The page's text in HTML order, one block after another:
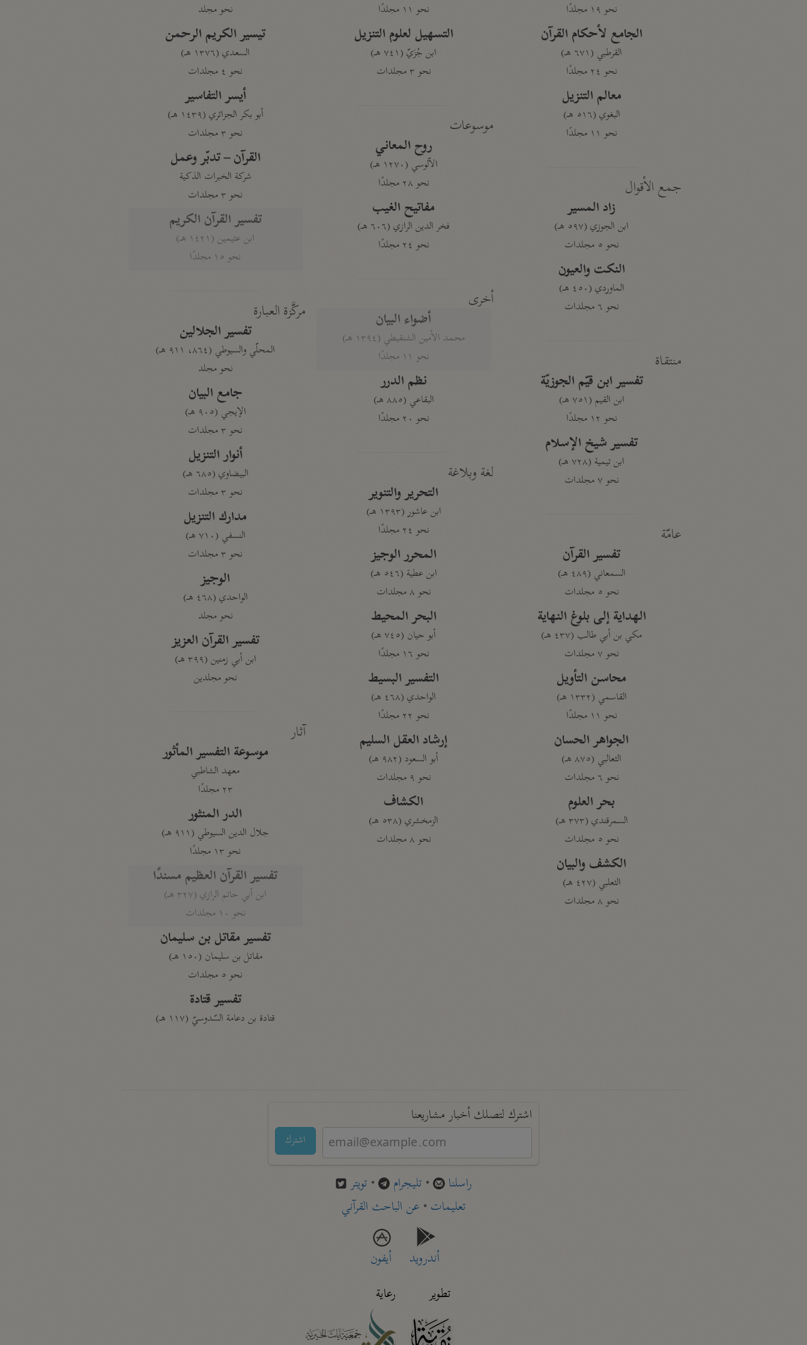
نحو ١٩ مجلدًا
الجامع لأحكام القرآن
القرطبي (٦٧١ هـ)
نحو ٢٤ مجلدًا
معالم التنزيل
البغوي (٥١٦ هـ)
نحو ١١ مجلدًا
جمع الأقوال
زاد المسير
ابن الجوزي (٥٩٧ هـ)
نحو ٥ مجلدات
النكت والعيون
الماوردي (٤٥٠ هـ)
نحو ٦ مجلدات
منتقاة
تفسير ابن قيّم الجوزيّة
ابن القيم (٧٥١ هـ)
نحو ١٢ مجلدًا
تفسير شيخ الإسلام
ابن تيمية (٧٢٨ هـ)
نحو ٧ مجلدات
عامّة
تفسير القرآن
السمعاني (٤٨٩ هـ)
نحو ٥ مجلدات
الهداية إلى بلوغ النهاية
مكي بن أبي طالب (٤٣٧ هـ)
نحو ٧ مجلدات
محاسن التأويل
القاسمي (١٣٣٢ هـ)
نحو ١١ مجلدًا
الجواهر الحسان
الثعالبي (٨٧٥ هـ)
نحو ٦ مجلدات
بحر العلوم
السمرقندي (٣٧٣ هـ)
نحو ٥ مجلدات
الكشف والبيان
الثعلبي (٤٢٧ هـ)
نحو ٨ مجلدات
نحو ١١ مجلدًا
التسهيل لعلوم التنزيل
ابن جُزَيّ (٧٤١ هـ)
نحو ٣ مجلدات
موسوعات
روح المعاني
الآلوسي (١٢٧٠ هـ)
نحو ٢٨ مجلدًا
مفاتيح الغيب
فخر الدين الرازي (٦٠٦ هـ)
نحو ٢٤ مجلدًا
أخرى
أضواء البيان
محمد الأمين الشنقيطي (١٣٩٤ هـ)
نحو ١١ مجلدًا
نظم الدرر
البقاعي (٨٨٥ هـ)
نحو ٢٠ مجلدًا
لغة وبلاغة
التحرير والتنوير
ابن عاشور (١٣٩٣ هـ)
نحو ٢٤ مجلدًا
المحرر الوجيز
ابن عطية (٥٤٦ هـ)
نحو ٨ مجلدات
البحر المحيط
أبو حيان (٧٤٥ هـ)
نحو ١٦ مجلدًا
التفسير البسيط
الواحدي (٤٦٨ هـ)
نحو ٢٢ مجلدًا
إرشاد العقل السليم
أبو السعود (٩٨٢ هـ)
نحو ٩ مجلدات
الكشاف
الزمخشري (٥٣٨ هـ)
نحو ٨ مجلدات
نحو مجلد
تيسير الكريم الرحمن
السعدي (١٣٧٦ هـ)
نحو ٤ مجلدات
أيسر التفاسير
أبو بكر الجزائري (١٤٣٩ هـ)
نحو ٣ مجلدات
القرآن – تدبّر وعمل
شركة الخبرات الذكية
نحو ٣ مجلدات
تفسير القرآن الكريم
ابن عثيمين (١٤٢١ هـ)
نحو ١٥ مجلدًا
مركَّزة العبارة
تفسير الجلالين
المحلّي والسيوطي (٨٦٤، ٩١١ هـ)
نحو مجلد
جامع البيان
الإيجي (٩٠٥ هـ)
نحو ٣ مجلدات
أنوار التنزيل
البيضاوي (٦٨٥ هـ)
نحو ٣ مجلدات
مدارك التنزيل
النسفي (٧١٠ هـ)
نحو ٣ مجلدات
الوجيز
الواحدي (٤٦٨ هـ)
نحو مجلد
تفسير القرآن العزيز
ابن أبي زمنين (٣٩٩ هـ)
نحو مجلدين
آثار
موسوعة التفسير المأثور
معهد الشاطبي
٢٣ مجلدًا
الدر المنثور
جلال الدين السيوطي (٩١١ هـ)
نحو ١٣ مجلدًا
تفسير القرآن العظيم مسندًا
ابن أبي حاتم الرازي (٣٢٧ هـ)
نحو ١٠ مجلدات
تفسير مقاتل بن سليمان
مقاتل بن سليمان (١٥٠ هـ)
نحو ٥ مجلدات
تفسير قتادة
قتادة بن دعامة السّدوسيّ (١١٧ هـ)
اشترك لتصلك أخبار مشاريعنا
اشترك
راسلنا • تليجرام • تويتر
تعليمات• عن الباحث القرآني
أندرويد
أيفون
تطوير
رعاية